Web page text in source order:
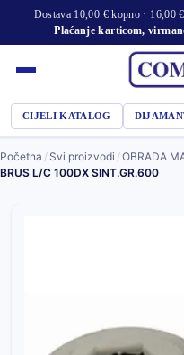
Dostava 10,00 € kopno · 16,00
Plaćanje karticom,
CIJELI KATALOG
Početna / Svi proizvodi /OBRADA
BRUS L/C 100DX SINT.GR.600